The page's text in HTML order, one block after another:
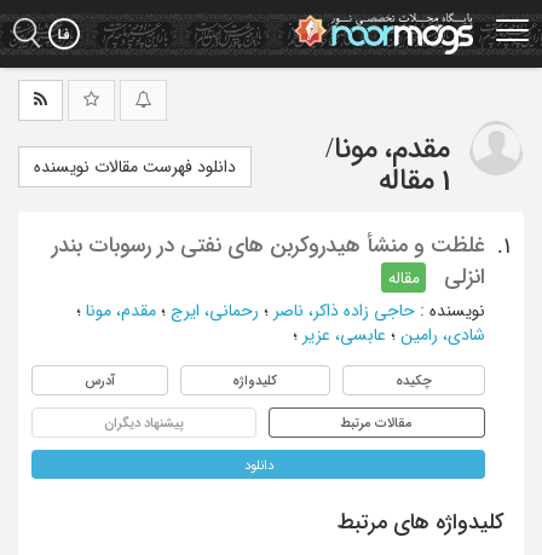
Skip
to
main
مقدم، مونا/
1 مقاله
دانلود فهرست مقالات نویسنده
1.
غلظت و منشأ هیدروکربن های نفتی در رسوبات بندر
انزلی
مقاله
نویسنده : حاجی زاده ذاکر، ناصر ؛ رحمانی، ایرج ؛ مقدم، مونا ؛
شادی، رامین ؛ عابسی، عزیر ؛
چکیده کلیدواژه آدرس
مقالات مرتبط پیشنهاد دیگران
دانلود
کلیدواژه های مرتبط